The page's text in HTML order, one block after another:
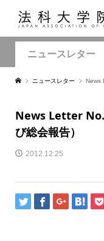
ニュースレター
ニュースレター News
News Letter
び総会報告）
2012.12.25